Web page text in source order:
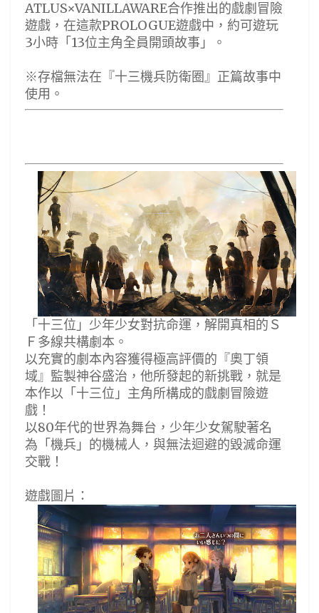
ATLUS×VANILLAWARE合作推出的戲劇冒險
遊戲，在這款PROLOGUE遊戲中，約可遊玩
3小時「13位主角全員開頭故事」。
※存檔無法在『十三機兵防衛圈』正篇故事中
使用。
「十三位」少年少女對抗命運，解開真相的Ｓ
Ｆ多線共構劇本。
以充實的劇本內容獲得極高評價的『奧丁領
域』監製神谷盛治，他所發起的新挑戰，就是
本作以「十三位」主角所構成的戲劇冒險遊
戲！
以80年代的世界為舞台，少年少女駕駛著名
為「機兵」的機械人，與無法迴避的毀滅命運
交戰！
遊戲圖片：